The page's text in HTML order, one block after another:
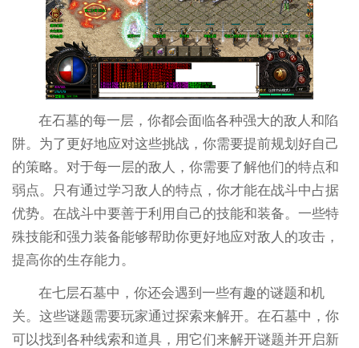
在石墓的每一层，你都会面临各种强大的敌人和陷
阱。为了更好地应对这些挑战，你需要提前规划好自己
的策略。对于每一层的敌人，你需要了解他们的特点和
弱点。只有通过学习敌人的特点，你才能在战斗中占据
优势。在战斗中要善于利用自己的技能和装备。一些特
殊技能和强力装备能够帮助你更好地应对敌人的攻击，
提高你的生存能力。
在七层石墓中，你还会遇到一些有趣的谜题和机
关。这些谜题需要玩家通过探索来解开。在石墓中，你
可以找到各种线索和道具，用它们来解开谜题并开启新